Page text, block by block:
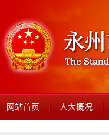
网站首页 人大概况